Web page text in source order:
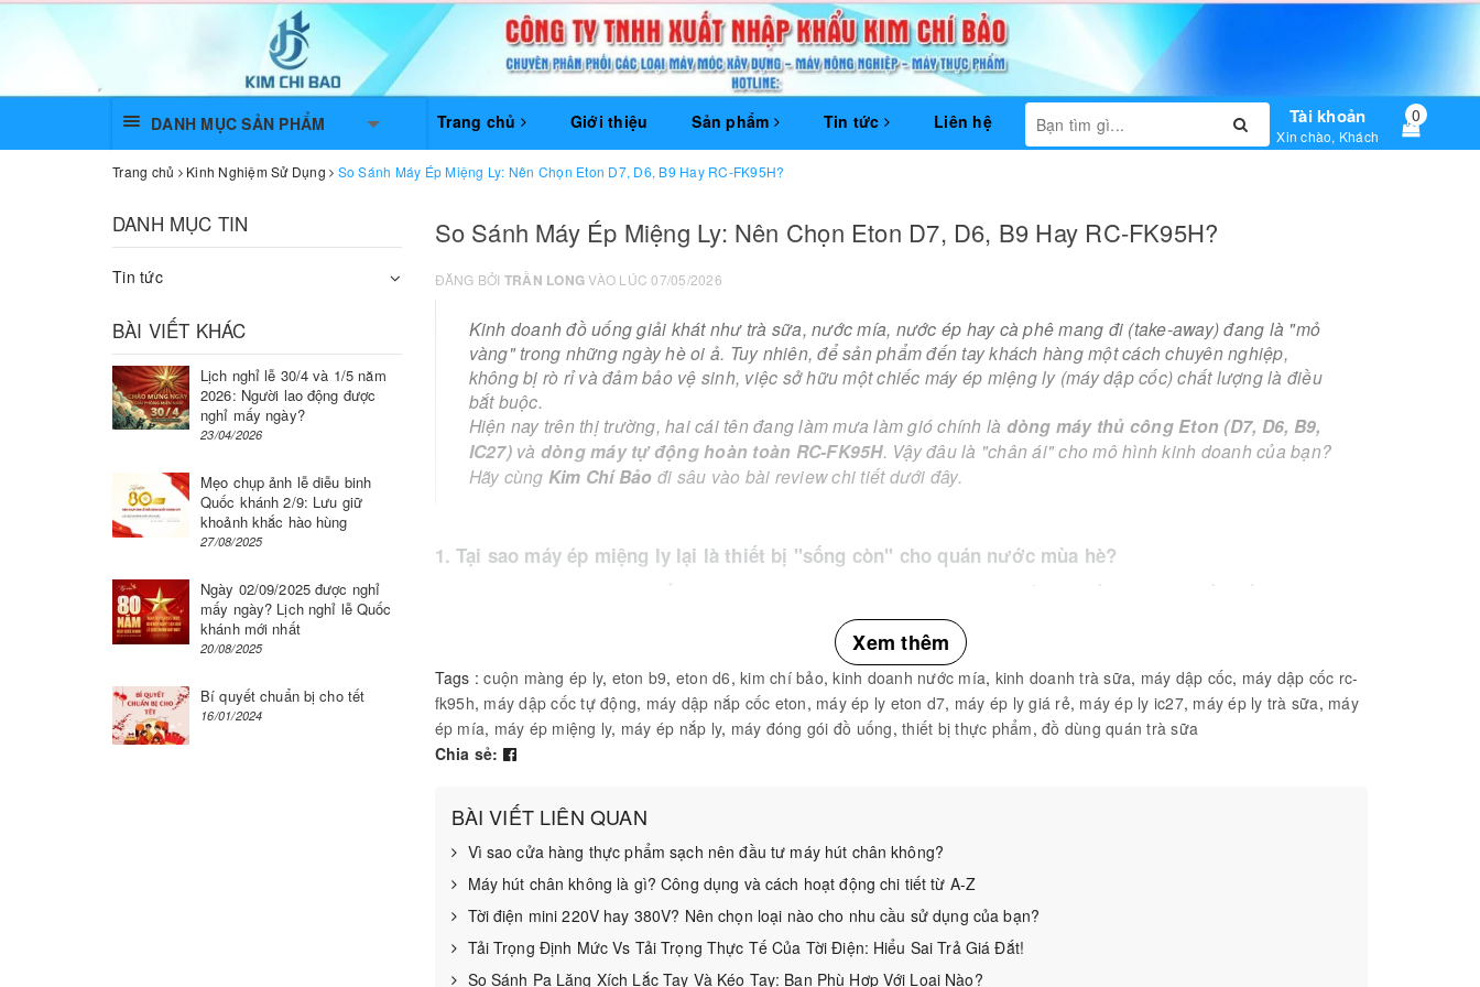
DANH MỤC SẢN PHẨM Trang chủ Giới thiệu Sản phẩm Tin tức Liên hệ Tài khoản
Xin chào, Khách
0
Trang chủ Kinh Nghiệm Sử Dụng So Sánh Máy Ép Miệng Ly: Nên Chọn Eton D7, D6, B9 Hay RC-FK95H?
So Sánh Máy Ép Miệng Ly: Nên Chọn Eton D7, D6, B9 Hay RC-FK95H?
ĐĂNG BỞI TRẦN LONGVÀO LÚC 07/05/2026
Kinh doanh đồ uống giải khát như trà sữa, nước mía, nước ép hay cà phê mang đi (take-away) đang là "mỏ
vàng" trong những ngày hè oi ả. Tuy nhiên, để sản phẩm đến tay khách hàng một cách chuyên nghiệp,
không bị rò rỉ và đảm bảo vệ sinh, việc sở hữu một chiếc máy ép miệng ly (máy dập cốc) chất lượng là điều
bắt buộc.
Hiện nay trên thị trường, hai cái tên đang làm mưa làm gió chính là dòng máy thủ công Eton (D7, D6, B9,
IC27)và dòng máy tự động hoàn toàn RC-FK95H. Vậy đâu là "chân ái" cho mô hình kinh doanh của bạn?
Hãy cùng Kim Chí Bảo đi sâu vào bài review chi tiết dưới đây.
1. Tại sao máy ép miệng ly lại là thiết bị "sống còn" cho quán nước mùa hè?
Trước khi đi vào so sánh, hãy hiểu tại sao bạn nên dùng máy ép miệng ly thay vì sử dụng nắp nhựa rời truyền thống:
Màng ép được hàn nhiệt trực tiếp vào miệng ly, giúp shipper hoặc khách hàng thoải mái vận chuyển mà
không lo đổ nước.
Tiết kiệm chi phí:
Tính thẩm mỹ và vệ sinh:Ly nước được niêm phong kỹ càng tạo cảm giác an tâm và sạch sẽ cho người dùng.
Xem thêm các loại Cuộn màng ép ly giá rẻ tại đây
2. Review chi tiết các dòng máy ép miệng ly thủ công Eton (D7, D6, B9, IC27)
Xem thêm
Tags :cuộn màng ép ly, eton b9, eton d6, kim chí bảo,kinh doanh nước mía, kinh doanh trà sữa, máy dập cốc, máy dập cốc rc-
fk95h, máy dập cốc tự động, máy dập nắp cốc eton, máy ép ly eton d7, máy ép ly giá rẻ, máy ép ly ic27, máy ép ly trà sữa, máy
ép mía, máy ép miệng ly, máy ép nắp ly, máy đóng gói đồ uống, thiết bị thực phẩm, đồ dùng quán trà sữa
Chia sẻ:
BÀI VIẾT LIÊN QUAN
Vì sao cửa hàng thực phẩm sạch nên đầu tư máy hút chân không?
Máy hút chân không là gì? Công dụng và cách hoạt động chi tiết từ A-Z
Tời điện mini 220V hay 380V? Nên chọn loại nào cho nhu cầu sử dụng của bạn?
Tải Trọng Định Mức Vs Tải Trọng Thực Tế Của Tời Điện: Hiểu Sai Trả Giá Đắt!
So Sánh Pa Lăng Xích Lắc Tay Và Kéo Tay: Bạn Phù Hợp Với Loại Nào?
DANH MỤC TIN
Tin tức
BÀI VIẾT KHÁC
Lịch nghỉ lễ 30/4 và 1/5 năm
2026: Người lao động được
nghỉ mấy ngày?
23/04/2026
Mẹo chụp ảnh lễ diễu binh
Quốc khánh 2/9: Lưu giữ
khoảnh khắc hào hùng
27/08/2025
Ngày 02/09/2025 được nghỉ
mấy ngày? Lịch nghỉ lễ Quốc
khánh mới nhất
20/08/2025
Bí quyết chuẩn bị cho tết
16/01/2024